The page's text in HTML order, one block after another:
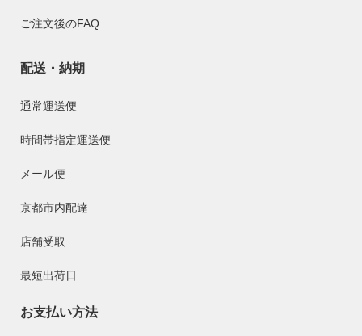
ご注文後のFAQ
配送・納期
通常運送便
時間帯指定運送便
メール便
京都市内配達
店舗受取
最短出荷日
お支払い方法